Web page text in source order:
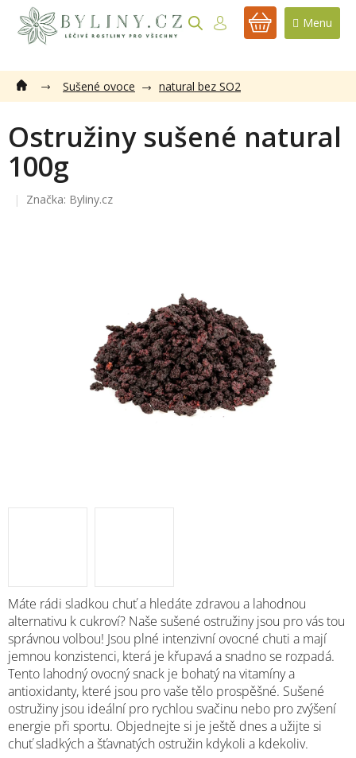
obsah
NÁKUPNÍ
Sušené ovoce natural bez SO2
Ostružiny sušené natural
100g
Značka: Byliny.cz
Máte rádi sladkou chuť a hledáte zdravou a lahodnou
alternativu k cukroví? Naše sušené ostružiny jsou pro vás tou
správnou volbou! Jsou plné intenzivní ovocné chuti a mají
jemnou konzistenci, která je křupavá a snadno se rozpadá.
Tento lahodný ovocný snack je bohatý na vitamíny a
antioxidanty, které jsou pro vaše tělo prospěšné. Sušené
ostružiny jsou ideální pro rychlou svačinu nebo pro zvýšení
energie při sportu. Objednejte si je ještě dnes a užijte si
chuť sladkých a šťavnatých ostružin kdykoli a kdekoliv.